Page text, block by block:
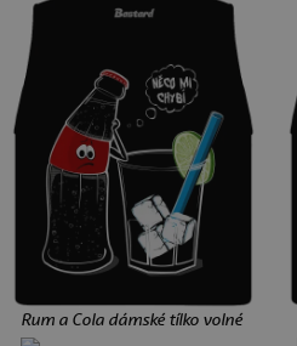
Rum a Cola dámské tílko volné Black